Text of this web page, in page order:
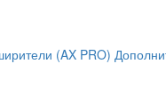
(AX PRO)